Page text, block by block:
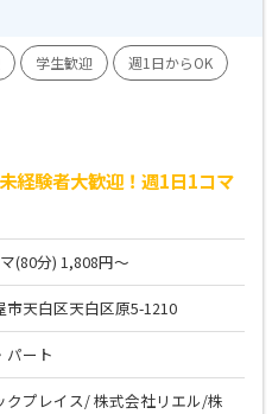
学生歓迎
週1日からOK
経験者大歓迎！週1日1コマ
(80分) 1,808円～
市天白区天白区原5-1210
パート
クプレイス/ 株式会社リエル/株